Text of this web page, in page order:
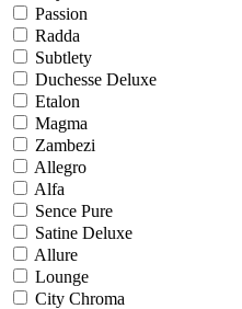
Passion
Radda
Subtlety
Duchesse Deluxe
Etalon
Magma
Zambezi
Allegro
Alfa
Sence Pure
Satine Deluxe
Allure
Lounge
City Chroma